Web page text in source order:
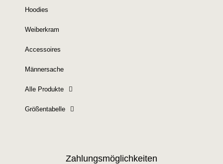
Hoodies
Weiberkram
Accessoires
Männersache
Alle Produkte
Größentabelle
Zahlungsmöglichkeiten